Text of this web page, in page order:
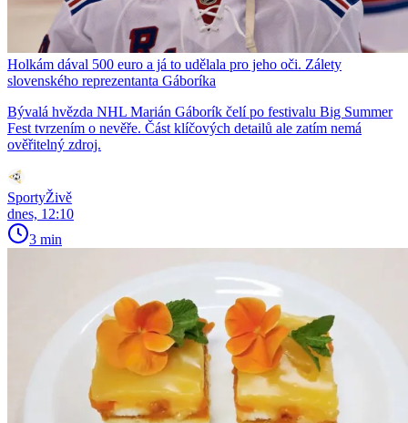
Holkám dával 500 euro a já to udělala pro jeho oči. Zálety
slovenského reprezentanta Gáboríka
Bývalá hvězda NHL Marián Gáborík čelí po festivalu Big Summer
Fest tvrzením o nevěře. Část klíčových detailů ale zatím nemá
ověřitelný zdroj.
SportyŽivě
dnes, 12:10
3 min